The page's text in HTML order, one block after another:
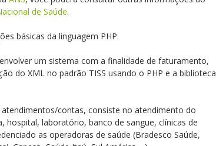
de Saúde.
básicas da linguagem PHP.
um sistema com a finalidade de faturamento,
do XML no padrão TISS usando o PHP e a biblioteca
contas, consiste no atendimento do
hospital, laboratório, banco de sangue, clínicas de
as operadoras de saúde (Bradesco Saúde,